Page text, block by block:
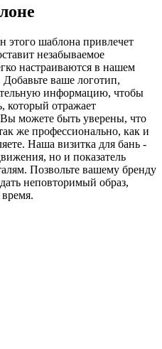
этого шаблона привлечет
незабываемое
настраиваются в нашем
ваше логотип,
информацию, чтобы
который отражает
можете быть уверены, что
же профессионально, как и
Наша визитка для бань -
но и показатель
Позвольте вашему бренду
неповторимый образ,